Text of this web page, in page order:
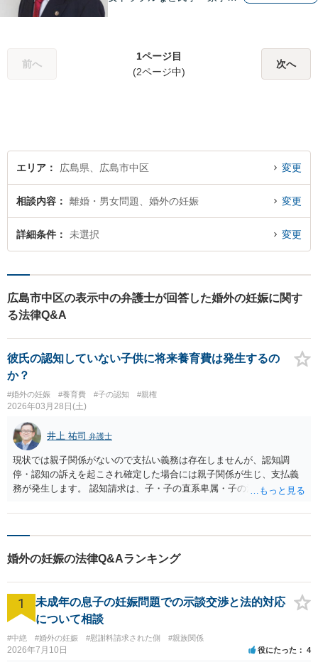
電話／オンライン相談可◆相
談実績39,000件以上（事務所
前へ
1ページ目
(2ページ中)
次へ
エリア 広島県、広島市中区 変更
相談内容 離婚・男女問題、婚外の妊娠 変更
詳細条件 未選択 変更
広島市中区の表示中の弁護士が回答した婚外の妊娠に関す
る法律Q&A
彼氏の認知していない子供に将来養育費は発生するの
か？
#婚外の妊娠 #養育費 #子の認知 #親権
2026年03月28日(土)
井上 祐司 弁護士
現状では親子関係がないので支払い義務は存在しませんが、認知調
停・認知の訴えを起こされ確定した場合には親子関係が生じ、支払義
務が発生します。 認知請求は、子・子の直系卑属・子の法定代理人
婚外の妊娠の法律Q&Aランキング
1
未成年の息子の妊娠問題での示談交渉と法的対応
について相談
#中絶 #婚外の妊娠 #慰謝料請求された側 #親族関係
2026年7月10日 役にたった 4